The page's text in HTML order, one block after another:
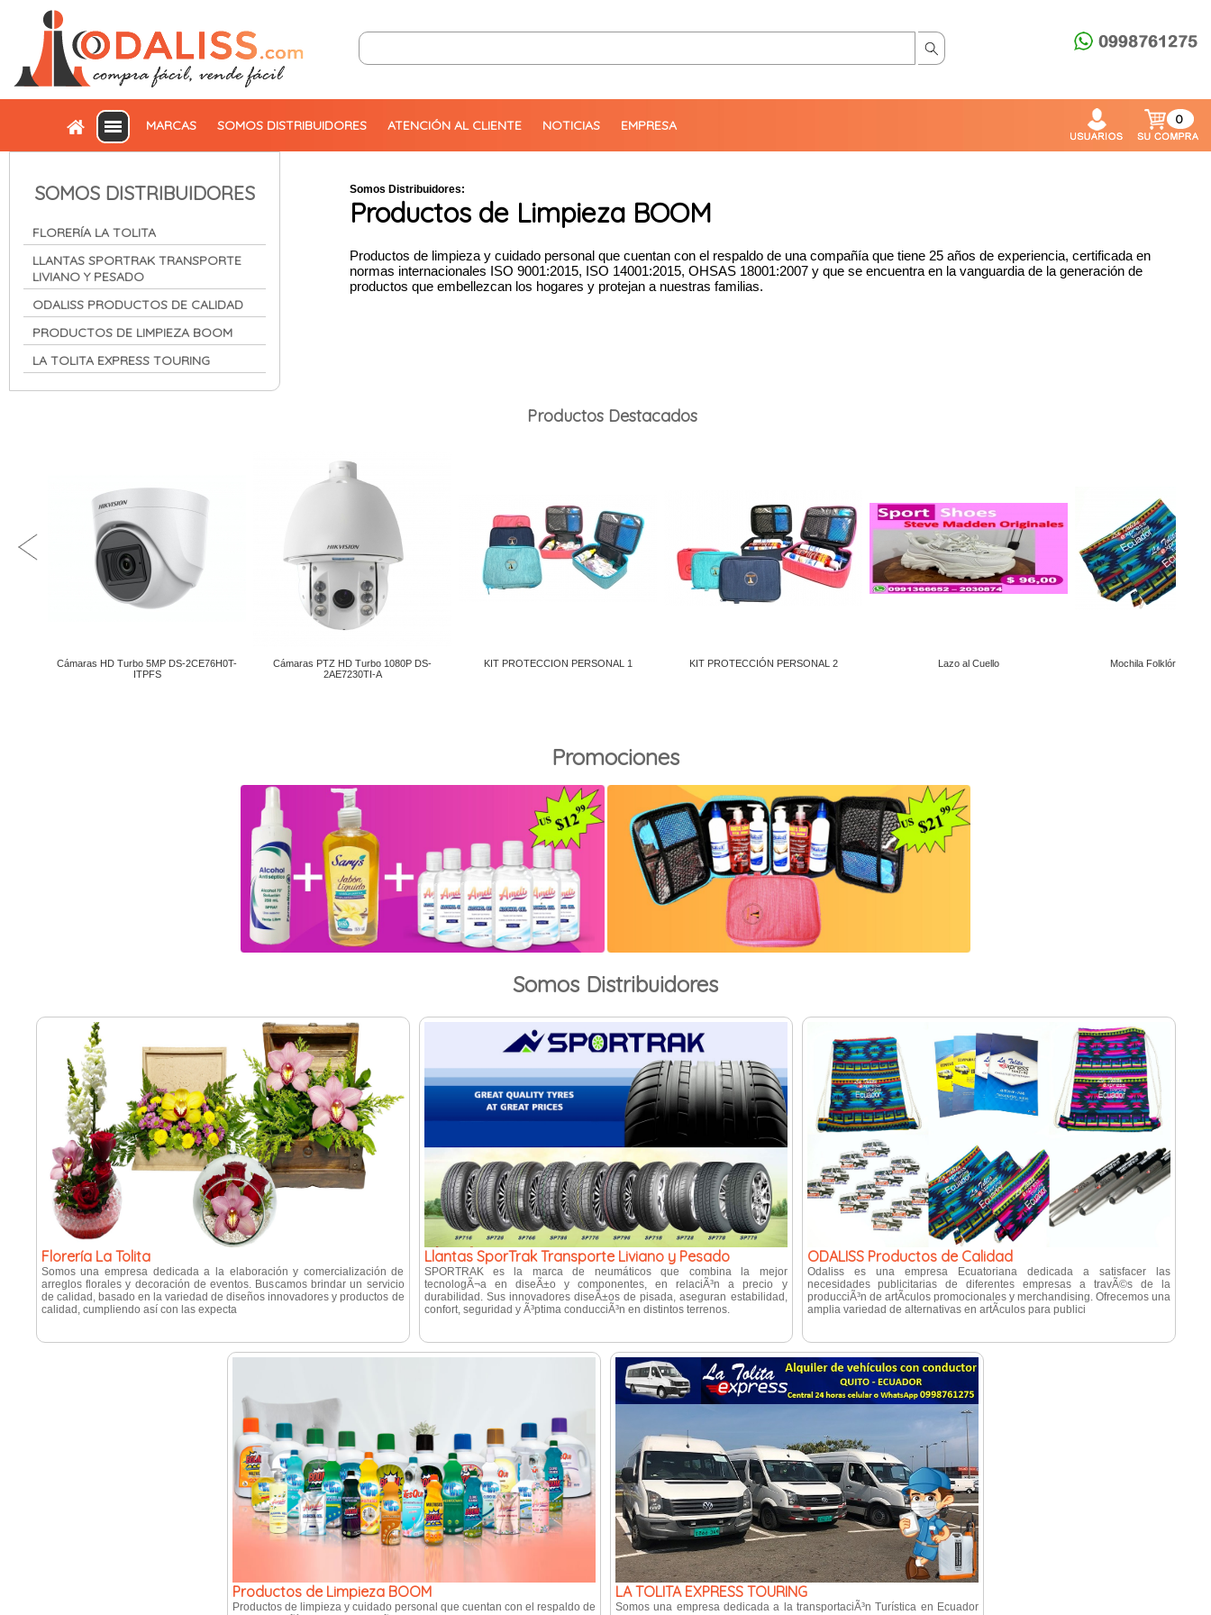
0
MARCAS SOMOS DISTRIBUIDORES ATENCIÓN AL CLIENTE NOTICIAS EMPRESA
SOMOS DISTRIBUIDORES
FLORERÍA LA TOLITA
LLANTAS SPORTRAK TRANSPORTE
LIVIANO Y PESADO
ODALISS PRODUCTOS DE CALIDAD
PRODUCTOS DE LIMPIEZA BOOM
LA TOLITA EXPRESS TOURING
Somos Distribuidores:
Productos de Limpieza BOOM
Productos de limpieza y cuidado personal que cuentan con el respaldo de una compañía que tiene 25 años de experiencia, certificada en
normas internacionales ISO 9001:2015, ISO 14001:2015, OHSAS 18001:2007 y que se encuentra en la vanguardia de la generación de
productos que embellezcan los hogares y protejan a nuestras familias.
Productos Destacados
Promociones
Somos Distribuidores
Florería La Tolita
Somos una empresa dedicada a la elaboración y comercialización de
arreglos florales y decoración de eventos. Buscamos brindar un servicio
de calidad, basado en la variedad de diseños innovadores y productos de
calidad, cumpliendo así con las expecta
Llantas SporTrak Transporte Liviano y Pesado
SPORTRAK es la marca de neumáticos que combina la mejor
tecnologÃ¬a en diseÃ±o y componentes, en relaciÃ³n a precio y
durabilidad. Sus innovadores diseÃ±os de pisada, aseguran estabilidad,
confort, seguridad y Ã³ptima conducciÃ³n en distintos terrenos.
ODALISS Productos de Calidad
Odaliss es una empresa Ecuatoriana dedicada a satisfacer las
necesidades publicitarias de diferentes empresas a travÃ©s de la
producciÃ³n de artÃ­culos promocionales y merchandising. Ofrecemos una
amplia variedad de alternativas en artÃ­culos para publici
Productos de Limpieza BOOM
Productos de limpieza y cuidado personal que cuentan con el respaldo de
LA TOLITA EXPRESS TOURING
Somos una empresa dedicada a la transportaciÃ³n Turística en Ecuador